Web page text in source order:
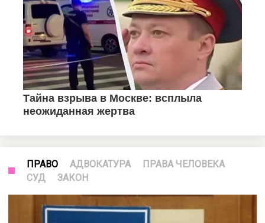
ПРАВО АДВОКАТУРА
ПРАВА ЧЕЛОВЕКА
СУД
ЗАКОН